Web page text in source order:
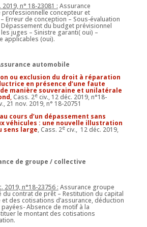
n° 18-23081 : Assurance
concepteur et
Erreur de conception – Sous-évaluation
du budget prévisionnel
juges – Sinistre garanti( oui) –
applicables (oui).
automobile
ou exclusion du droit à réparation
en présence d’une faute
manière souveraine et unilatérale
,Cass. 2eciv., 12 déc. 2019, n°18-
21 nov. 2019, n° 18-20751
cours d’un dépassement sans
véhicules : une nouvelle illustration
sens large, Cass. 2eciv., 12 déc. 2019,
de groupe / collective
2019, n°18-23756 : Assurance groupe
du contrat de prêt – Restitution du capital
des cotisations d’assurance, déduction
Absence de motif à la
le montant des cotisations